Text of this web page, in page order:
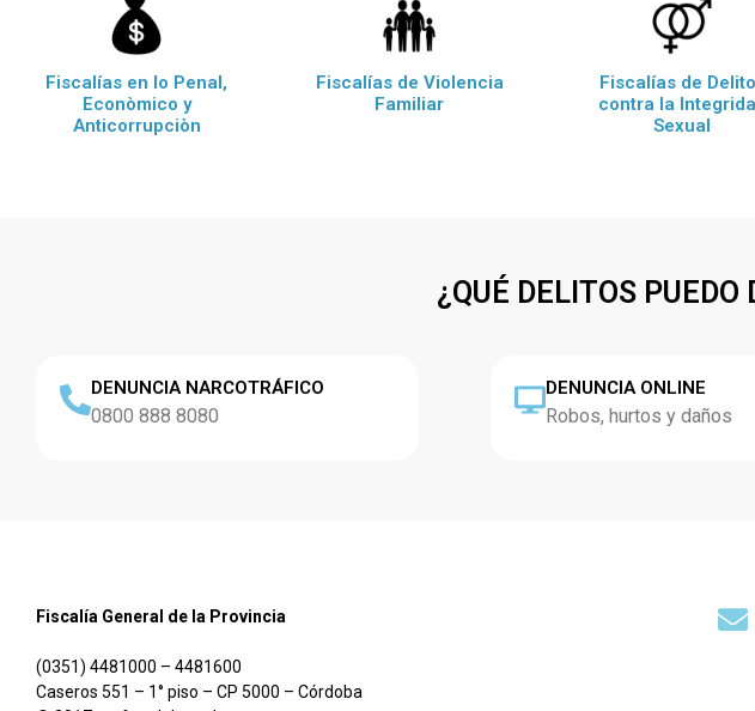
Fiscalías en lo Penal,
Econòmico y
Anticorrupciòn
Fiscalías de Violencia
Familiar
Fiscalías de
contra la
Sexual
¿QUÉ DELITOS PUEDO
DENUNCIA NARCOTRÁFICO
0800 888 8080
DENUNCIA ONLINE
Robos, hurtos y daños
Fiscalía General de la Provincia
(0351) 4481000 – 4481600
Caseros 551 – 1° piso – CP 5000 – Córdoba